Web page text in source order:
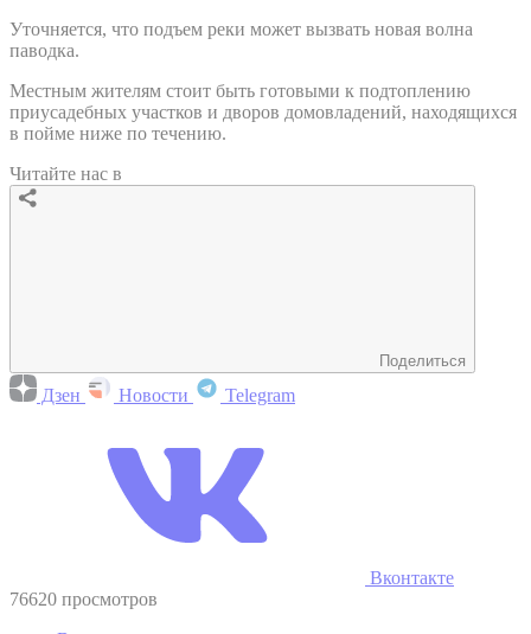
Уточняется, что подъем реки может вызвать новая волна
паводка.
Местным жителям стоит быть готовыми к подтоплению
приусадебных участков и дворов домовладений, находящихся
в пойме ниже по течению.
Читайте нас в
Поделиться
Дзен Новости Telegram
Вконтакте
76620 просмотров